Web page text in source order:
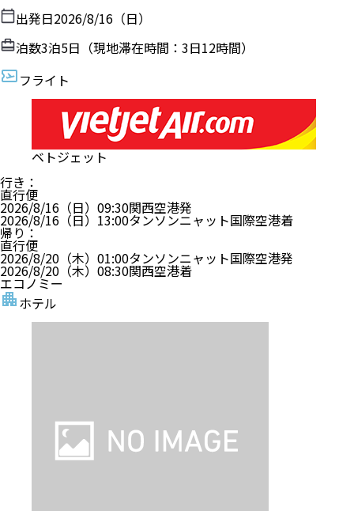
出発日2026/8/16（日）
泊数3泊5日（現地滞在時間： 3日12時間）
フライト
ベトジェット
行き ：
直行便
2026/8/16（日） 09:30関西空港発
2026/8/16（日） 13:00タンソンニャット国際空港着
帰り ：
直行便
2026/8/20（木） 01:00タンソンニャット国際空港発
2026/8/20（木） 08:30関西空港着
エコノミー
ホテル